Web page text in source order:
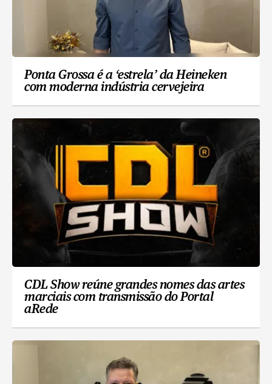
Ponta Grossa é a ‘estrela’ da Heineken
com moderna indústria cervejeira
CDL Show reúne grandes nomes das artes
marciais com transmissão do Portal
aRede